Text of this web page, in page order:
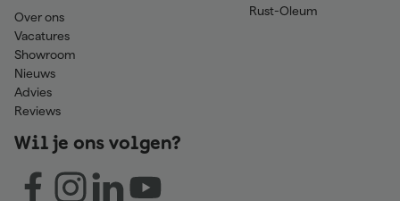
Over ons
Vacatures
Showroom
Nieuws
Advies
Reviews
Rust-Oleum
Wil je ons volgen?